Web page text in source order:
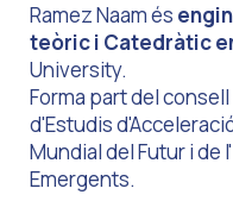
Ramez Naam és
teòric i Catedràtic
University.
Forma part del consell
d'Estudis
Mundial del Futuri de
Emergents.